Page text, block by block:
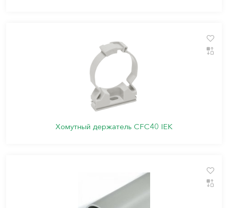
Хомутный держатель CFC40 IEK